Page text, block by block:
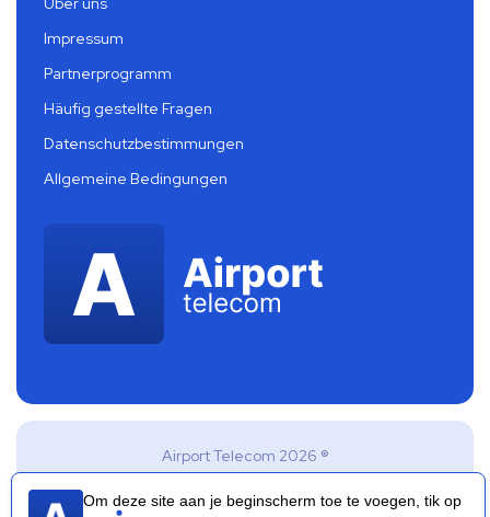
Impressum
Partnerprogramm
Häufig gestellte Fragen
Datenschutzbestimmungen
Allgemeine Bedingungen
Airport Telecom 2026 ®
Om deze site aan je beginscherm toe te voegen, tik op